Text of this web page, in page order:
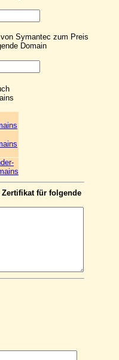
Symantec zum Preis
Domain
Zertifikat für folgende